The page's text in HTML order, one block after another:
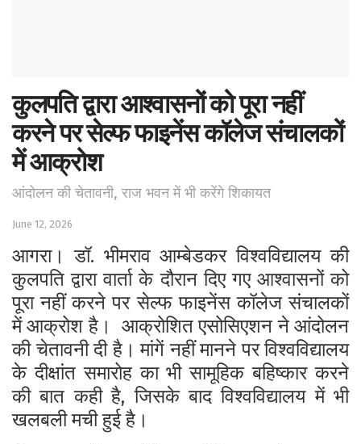
कुलपति द्वारा आश्वासनों को पूरा नहीं
करने पर सेल्फ फाइनेंस कॉलेज संचालकों
में आक्रोश
आंदोलन की चेतावनी, राज भवन में भी करेंगे शिकायत
June 12, 2026
आगरा। डॉ. भीमराव आम्बेडकर विश्वविद्यालय की
कुलपति द्वारा वार्ता के दौरान दिए गए आश्वासनों को
पूरा नहीं करने परसेल्फ फाइनेंस कॉलेज संचालकों
में आक्रोश है। आक्रोशित एसोसिएशन ने आंदोलन
की चेतावनी दी है। मांगें नहीं मानने पर विश्वविद्यालय
के दीक्षांत समारोह का भी सामूहिक बहिष्कार करने
की बात कही है, जिसके बाद विश्वविद्यालय में भी
खलबली मची हुई है।